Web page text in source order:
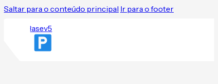
Saltar para o conteúdo principal Ir para o footer